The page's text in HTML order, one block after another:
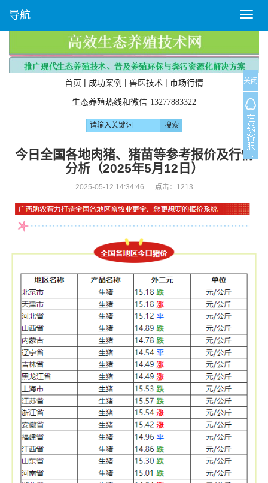
T
o
g
l
e
n
a
v
i
g
a
o
n
导航
首页 | 成功案例 | 兽医技术 | 市场行情
生态养殖热线和微信 13277883322
今日全国各地肉猪、猪苗等参考报价及行情
分析（2025年5月12日）
2025-05-12 14:34:46 点击： 1213
关闭